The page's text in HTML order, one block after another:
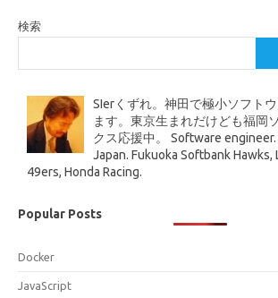
検索
SIerくずれ。神田で極小ソフト
ます。東京生まれだけども福岡
クス応援中。 Software engineer.
Japan. Fukuoka Softbank Hawks,
49ers, Honda Racing.
Popular Posts
Docker
JavaScript